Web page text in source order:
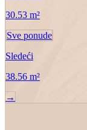
30.53 m²
Sve ponude
Sledeći
38.56 m²
→